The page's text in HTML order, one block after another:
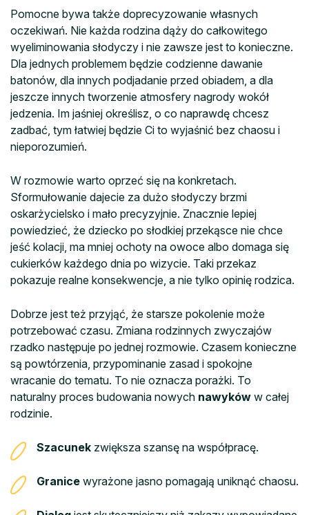
Pomocne bywa także doprecyzowanie własnych
oczekiwań. Nie każda rodzina dąży do całkowitego
wyeliminowania słodyczy i nie zawsze jest to konieczne.
Dla jednych problemem będzie codzienne dawanie
batonów, dla innych podjadanie przed obiadem, a dla
jeszcze innych tworzenie atmosfery nagrody wokół
jedzenia. Im jaśniej określisz, o co naprawdę chcesz
zadbać, tym łatwiej będzie Ci to wyjaśnić bez chaosu i
nieporozumień.
W rozmowie warto oprzeć się na konkretach.
Sformułowanie dajecie za dużo słodyczy brzmi
oskarżycielsko i mało precyzyjnie. Znacznie lepiej
powiedzieć, że dziecko po słodkiej przekąsce nie chce
jeść kolacji, ma mniej ochoty na owoce albo domaga się
cukierków każdego dnia po wizycie. Taki przekaz
pokazuje realne konsekwencje, a nie tylko opinię rodzica.
Dobrze jest też przyjąć, że starsze pokolenie może
potrzebować czasu. Zmiana rodzinnych zwyczajów
rzadko następuje po jednej rozmowie. Czasem konieczne
są powtórzenia, przypominanie zasad i spokojne
wracanie do tematu. To nie oznacza porażki. To
naturalny proces budowania nowych nawyków w całej
rodzinie.
Szacunek zwiększa szansę na współpracę.
Granice wyrażone jasno pomagają uniknąć chaosu.